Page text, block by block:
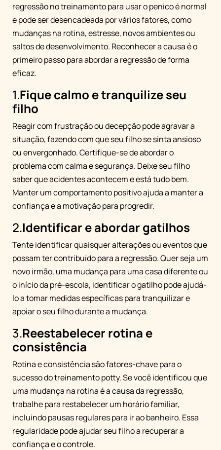
regressão no treinamento para usar o penico é normal
e pode ser desencadeada por vários fatores, como
mudanças na rotina, estresse, novos ambientes ou
saltos de desenvolvimento. Reconhecer a causa é o
primeiro passo para abordar a regressão de forma
eficaz.
1.Fique calmo e tranquilize seu
filho
Reagir com frustração ou decepção pode agravar a
situação, fazendo com que seu filho se sinta ansioso
ou envergonhado. Certifique-se de abordar o
problema com calma e segurança. Deixe seu filho
saber que acidentes acontecem e está tudo bem.
Manter um comportamento positivo ajuda a manter a
confiança e a motivação para progredir.
2.Identificar e abordar gatilhos
Tente identificar quaisquer alterações ou eventos que
possam ter contribuído para a regressão. Quer seja um
novo irmão, uma mudança para uma casa diferente ou
o início da pré-escola, identificar o gatilho pode ajudá-
lo a tomar medidas específicas para tranquilizar e
apoiar o seu filho durante a mudança.
3.Reestabelecer rotina e
consistência
Rotina e consistência são fatores-chave para o
sucesso do treinamento potty. Se você identificou que
uma mudança na rotina é a causa da regressão,
trabalhe para restabelecer um horário familiar,
incluindo pausas regulares para ir ao banheiro. Essa
regularidade pode ajudar seu filho a recuperar a
confiança e o controle.